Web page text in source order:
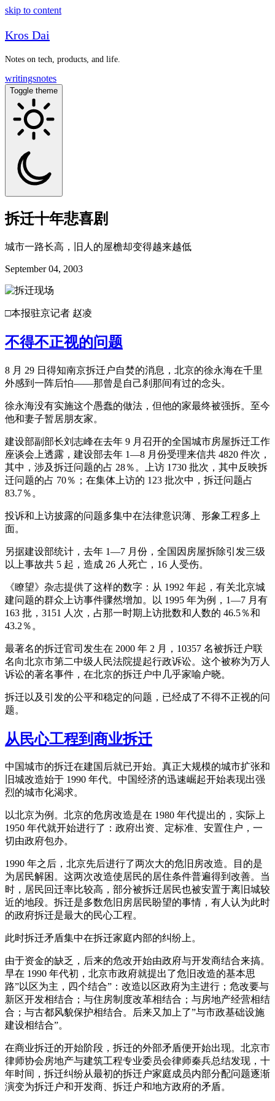
skip to content
Kros Dai
Notes on tech, products, and life.
writingsnotes
Toggle theme
拆迁十年悲喜剧
城市一路长高，旧人的屋檐却变得越来越低
September 04, 2003
□本报驻京记者 赵凌
不得不正视的问题
8 月 29 日得知南京拆迁户自焚的消息，北京的徐永海在千里
外感到一阵后怕——那曾是自己刹那间有过的念头。
徐永海没有实施这个愚蠢的做法，但他的家最终被强拆。至今
他和妻子暂居朋友家。
建设部副部长刘志峰在去年 9 月召开的全国城市房屋拆迁工作
座谈会上透露，建设部去年 1—8 月份受理来信共 4820 件次，
其中，涉及拆迁问题的占 28％。上访 1730 批次，其中反映拆
迁问题的占 70％；在集体上访的 123 批次中，拆迁问题占
83.7％。
投诉和上访披露的问题多集中在法律意识薄、形象工程多上
面。
另据建设部统计，去年 1—7 月份，全国因房屋拆除引发三级
以上事故共 5 起，造成 26 人死亡，16 人受伤。
《瞭望》杂志提供了这样的数字：从 1992 年起，有关北京城
建问题的群众上访事件骤然增加。以 1995 年为例，1—7 月有
163 批，3151 人次，占那一时期上访批数和人数的 46.5％和
43.2％。
最著名的拆迁官司发生在 2000 年 2 月，10357 名被拆迁户联
名向北京市第二中级人民法院提起行政诉讼。这个被称为万人
诉讼的著名事件，在北京的拆迁户中几乎家喻户晓。
拆迁以及引发的公平和稳定的问题，已经成了不得不正视的问
题。
从民心工程到商业拆迁
中国城市的拆迁在建国后就已开始。真正大规模的城市扩张和
旧城改造始于 1990 年代。中国经济的迅速崛起开始表现出强
烈的城市化渴求。
以北京为例。北京的危房改造是在 1980 年代提出的，实际上
1950 年代就开始进行了：政府出资、定标准、安置住户，一
切由政府包办。
1990 年之后，北京先后进行了两次大的危旧房改造。目的是
为居民解困。这两次改造使居民的居住条件普遍得到改善。当
时，居民回迁率比较高，部分被拆迁居民也被安置于离旧城较
近的地段。拆迁是多数危旧房居民盼望的事情，有人认为此时
的政府拆迁是最大的民心工程。
此时拆迁矛盾集中在拆迁家庭内部的纠纷上。
由于资金的缺乏，后来的危改开始由政府与开发商结合来搞。
早在 1990 年代初，北京市政府就提出了危旧改造的基本思
路”以区为主，四个结合”：改造以区政府为主进行；危改要与
新区开发相结合；与住房制度改革相结合；与房地产经营相结
合；与古都风貌保护相结合。后来又加上了”与市政基础设施
建设相结合”。
在商业拆迁的开始阶段，拆迁的外部矛盾便开始出现。北京市
律师协会房地产与建筑工程专业委员会律师秦兵总结发现，十
年时间，拆迁纠纷从最初的拆迁户家庭成员内部分配问题逐渐
演变为拆迁户和开发商、拆迁户和地方政府的矛盾。